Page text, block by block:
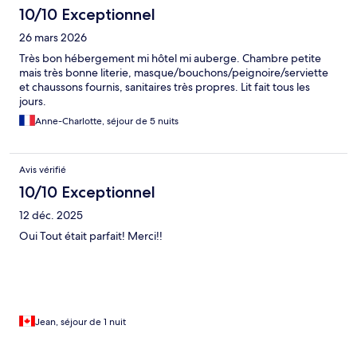
10/10 Exceptionnel
26 mars 2026
Très bon hébergement mi hôtel mi auberge. Chambre petite
mais très bonne literie, masque/bouchons/peignoire/serviette
et chaussons fournis, sanitaires très propres. Lit fait tous les
jours.
Anne-Charlotte, séjour de 5 nuits
Avis vérifié
10/10 Exceptionnel
12 déc. 2025
Oui Tout était parfait! Merci!!
Jean, séjour de 1 nuit